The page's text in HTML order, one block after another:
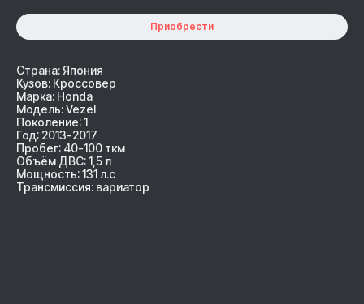
Приобрести
Страна: Япония
Кузов: Кроссовер
Марка: Honda
Модель: Vezel
Поколение: 1
Год: 2013-2017
Пробег: 40-100 ткм
Объём ДВС: 1,5 л
Мощность: 131 л.с
Трансмиссия: вариатор